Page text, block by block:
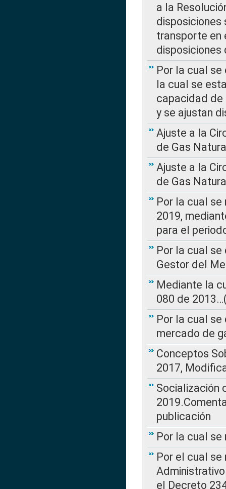
a la
disposiciones
transporte en
disposiciones
Por la cual se
la cual se
capacidad de
y se ajustan
Ajuste a la
de Gas
Ajuste a la
de Gas
Por la cual se
2019,
para el
Por la cual
Gestor del
Mediante la
080 de
Por la cual
mercado de
Conceptos
2017,
Socialización
publicación
Por la cual se
Por el cual
el Decreto